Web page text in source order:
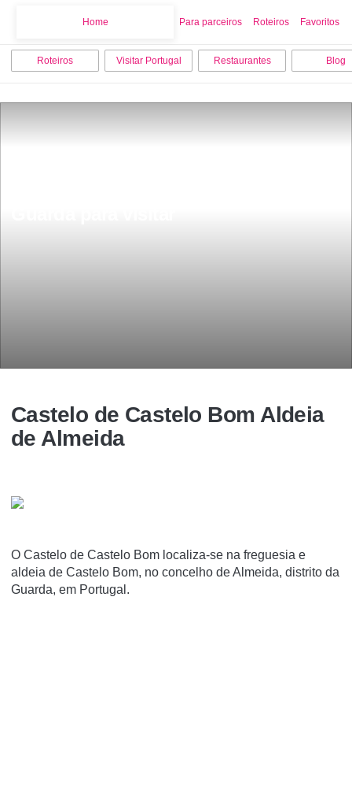
Home Para parceiros Roteiros Favoritos
Roteiros Visitar Portugal Restaurantes Blog
Castelo de Castelo Bom Aldeia
de Almeida
O Castelo de Castelo Bom localiza-se na freguesia e
aldeia de Castelo Bom, no concelho de Almeida, distrito da
Guarda, em Portugal.